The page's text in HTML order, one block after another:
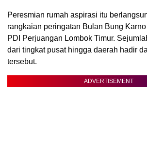
Peresmian rumah aspirasi itu
rangkaian peringatan Bulan Bung
PDI Perjuangan Lombok Timur.
dari tingkat pusat hingga daerah hadir
tersebut.
ADVERTISEMENT